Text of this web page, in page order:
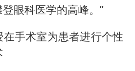
眼科医学的高峰。”
手术室为患者进行个性